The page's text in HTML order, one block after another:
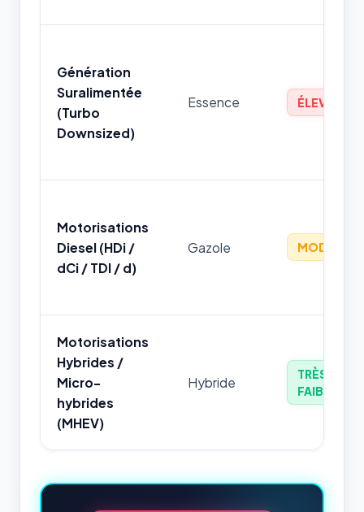
Génération
Suralimentée
(Turbo
Downsized)
Essence ÉLEVÉ
Motorisations
Diesel (HDi /
dCi / TDI / d)
Gazole MODÉRÉ
Motorisations
Hybrides /
Micro-
hybrides
(MHEV)
Hybride
TRÈS
FAIBLE